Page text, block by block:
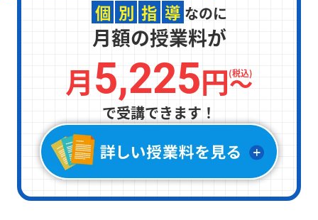
個 別 指 導 なのに
月額の授業料が
月5,225円〜
(税込)
で受講できます！